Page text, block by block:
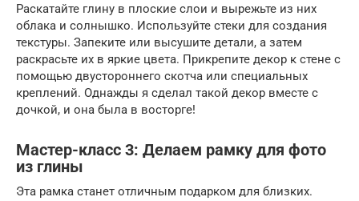
Раскатайте глину в плоские слои и вырежьте из них
облака и солнышко. Используйте стеки для создания
текстуры. Запеките или высушите детали, а затем
раскрасьте их в яркие цвета. Прикрепите декор к стене с
помощью двустороннего скотча или специальных
креплений. Однажды я сделал такой декор вместе с
дочкой, и она была в восторге!
Мастер-класс 3: Делаем рамку для фото
из глины
Эта рамка станет отличным подарком для близких.